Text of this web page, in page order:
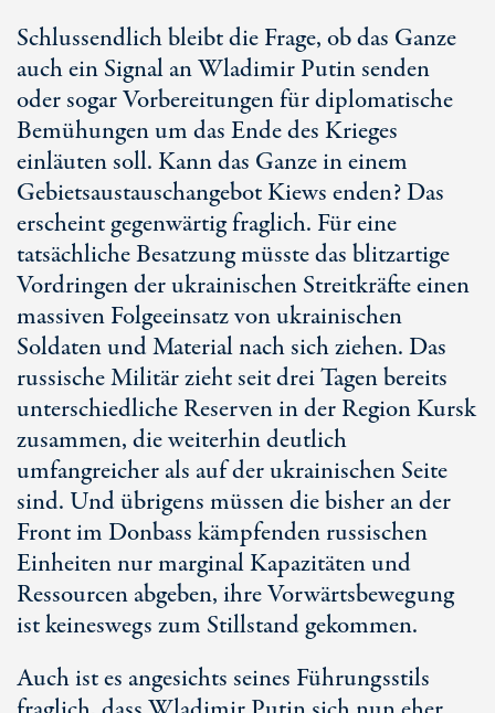
Schlussendlich bleibt die Frage, ob das Ganze
auch ein Signal an Wladimir Putin senden
oder sogar Vorbereitungen für diplomatische
Bemühungen um das Ende des Krieges
einläuten soll. Kann das Ganze in einem
Gebietsaustauschangebot Kiews enden? Das
erscheint gegenwärtig fraglich. Für eine
tatsächliche Besatzung müsste das blitzartige
Vordringen der ukrainischen Streitkräfte einen
massiven Folgeeinsatz von ukrainischen
Soldaten und Material nach sich ziehen. Das
russische Militär zieht seit drei Tagen bereits
unterschiedliche Reserven in der Region Kursk
zusammen, die weiterhin deutlich
umfangreicher als auf der ukrainischen Seite
sind. Und übrigens müssen die bisher an der
Front im Donbass kämpfenden russischen
Einheiten nur marginal Kapazitäten und
Ressourcen abgeben, ihre Vorwärtsbewegung
ist keineswegs zum Stillstand gekommen.
Auch ist es angesichts seines Führungsstils